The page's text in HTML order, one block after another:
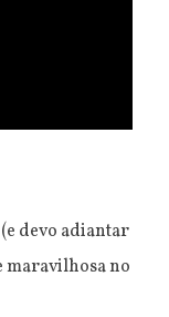
devo adiantar
maravilhosa no